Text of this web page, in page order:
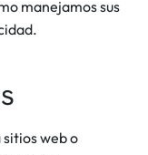
manejamos sus
web o